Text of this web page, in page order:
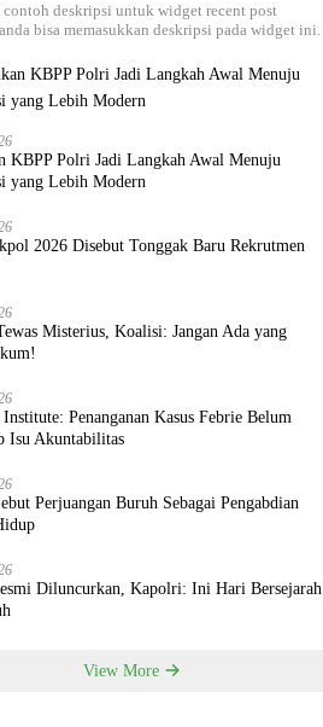
deskripsi untuk widget recent post
bisa memasukkan deskripsi pada widget ini.
KBPP Polri Jadi Langkah Awal Menuju
yang Lebih Modern
2026 Disebut Tonggak Baru Rekrutmen
Misterius, Koalisi: Jangan Ada yang
Penanganan Kasus Febrie Belum
Isu Akuntabilitas
Perjuangan Buruh Sebagai Pengabdian
Diluncurkan, Kapolri: Ini Hari Bersejarah
View More